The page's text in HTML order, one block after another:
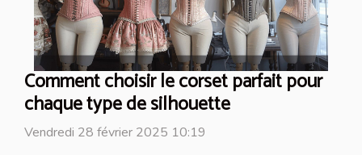
Comment choisir le corset parfait pour
chaque type de silhouette
Vendredi 28 février 2025 10:19